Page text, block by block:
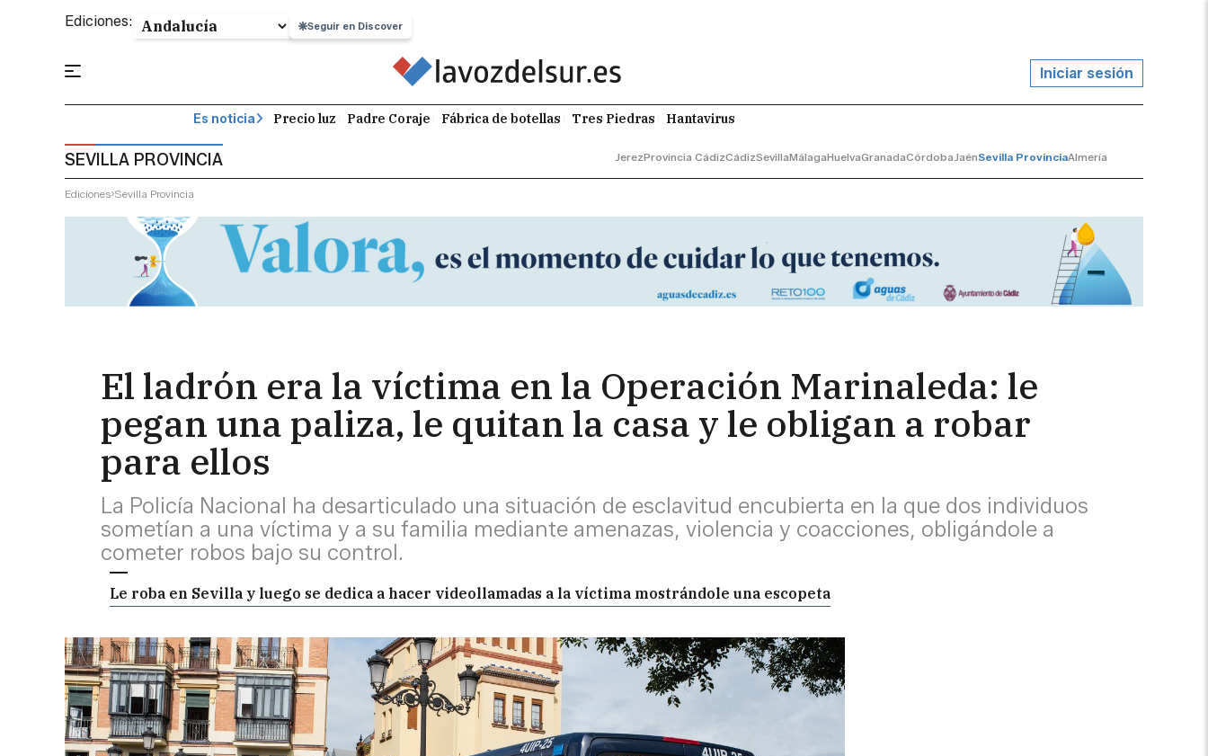
Ediciones: Seguir en Discover
Iniciar sesión
Es noticia Precio luz Padre Coraje Fábrica de botellas Tres Piedras Hantavirus
SEVILLA PROVINCIA JerezProvincia CádizCádizSevillaMálagaHuelvaGranadaCórdobaJaénSevilla ProvinciaAlmería
Ediciones Sevilla Provincia
El ladrón era la víctima en la Operación Marinaleda: le
pegan una paliza, le quitan la casa y le obligan a robar
para ellos
La Policía Nacional ha desarticulado una situación de esclavitud encubierta en la que dos individuos
sometían a una víctima y a su familia mediante amenazas, violencia y coacciones, obligándole a
cometer robos bajo su control.
Le roba en Sevilla y luego se dedica a hacer videollamadas a la víctima mostrándole una escopeta